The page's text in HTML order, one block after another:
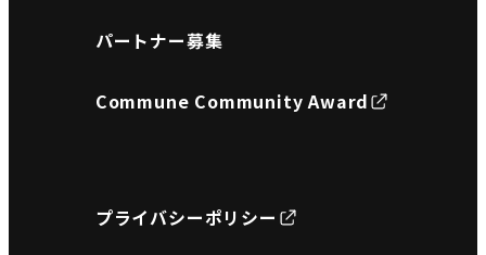
パートナー募集
Commune Community Award
プライバシーポリシー